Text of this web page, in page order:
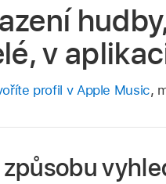
v
profil v Apple Music,